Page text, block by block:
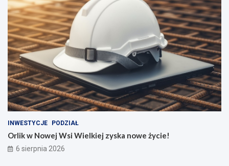
INWESTYCJE PODZIAŁ
Orlik w Nowej Wsi Wielkiej zyska nowe życie!
6 sierpnia 2026